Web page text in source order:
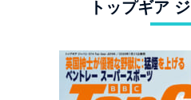
トップギア